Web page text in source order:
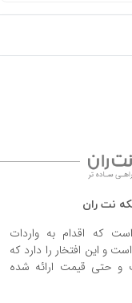
نت ران
که اقدام به واردات
و این افتخار را دارد که
و حتی قیمت ارائه شده